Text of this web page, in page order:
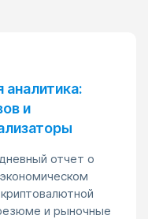
аналитика:
и
отчет о
и рыночные